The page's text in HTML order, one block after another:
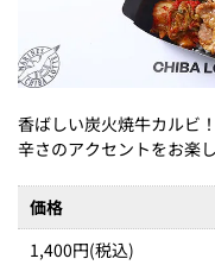
香ばしい炭火焼牛カルビ
辛さのアクセントをお楽
価格
1,400円(税込)